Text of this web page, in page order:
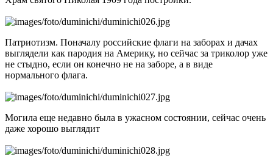
Патриотизм. Поначалу российские флаги на заборах и дачах
выглядели как пародия на Америку, но сейчас за триколор уже
не стыдно, если он конечно не на заборе, а в виде
нормального флага.
Могила еще недавно была в ужасном состоянии, сейчас очень
даже хорошо выглядит